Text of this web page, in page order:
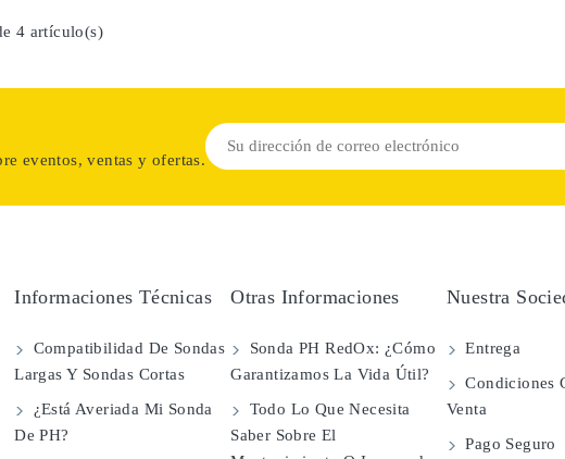
4 artículo(s)
eventos, ventas y ofertas.
Informaciones Técnicas
Compatibilidad De Sondas
Largas Y Sondas Cortas
¿Está Averiada Mi Sonda
De PH?
Otras Informaciones
Sonda PH RedOx: ¿Cómo
Garantizamos La Vida Útil?
Todo Lo Que Necesita
Saber Sobre El
Nuestra
Entrega
Condiciones
Venta
Pago Seguro